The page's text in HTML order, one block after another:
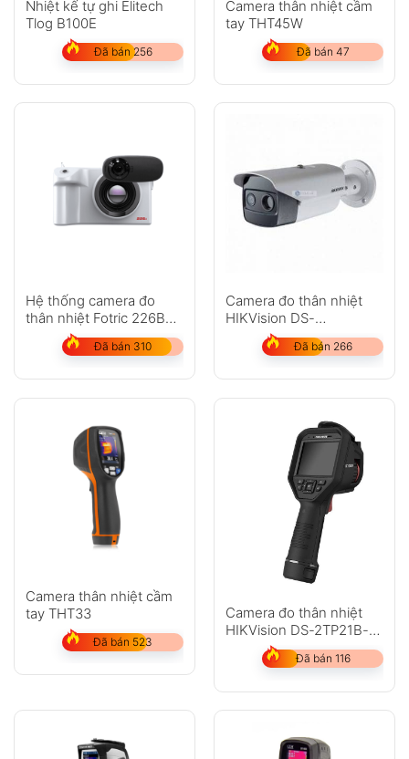
Nhiệt kế tự ghi Elitech
Tlog B100E
Đã bán 256
Camera thân nhiệt cầm
tay THT45W
Đã bán 47
Hệ thống camera đo
thân nhiệt Fotric 226B
để sàng lọc sốt với AI
Đã bán 310
Camera đo thân nhiệt
HIKVision DS-
2TD2637B-15/P
Đã bán 266
Camera thân nhiệt cầm
tay THT33
Đã bán 523
Camera đo thân nhiệt
HIKVision DS-2TP21B-
6AVF/W (Dạng cầm tay)
Đã bán 116